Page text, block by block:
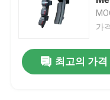
철도 위조 부분
철도 서스펜션 장치
가
최고의 가격